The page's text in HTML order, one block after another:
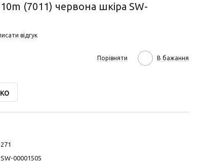
(7011) червона шкіра SW-
відгук
Порівняти В бажання
271
SW-00001505